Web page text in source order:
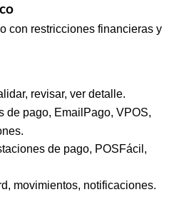
con restricciones financieras y
revisar, ver detalle.
de pago, EmailPago, VPOS,
de pago, POSFácil,
movimientos, notificaciones.